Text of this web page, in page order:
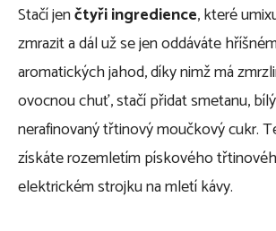
Stačí jenčtyři ingredience, které
zmrazit a dál už se jen oddáváte
aromatických jahod, díky nimž má
ovocnou chuť, stačí přidat smetanu,
nerafinovaný třtinový moučkový cukr.
získáte rozemletím pískového
elektrickém strojku na mletí kávy.